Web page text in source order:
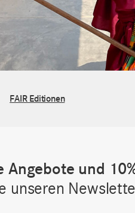
FAIR Editionen
Angebote und
unseren